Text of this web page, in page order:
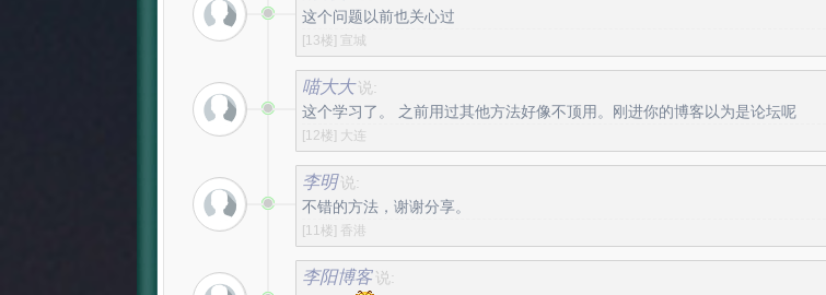
这个问题以前也关心过
[13楼] 宣城
喵大大 说:
这个学习了。 之前用过其他方法好像不顶用。刚进你的博客以为是论坛呢
[12楼] 大连
李明 说:
不错的方法，谢谢分享。
[11楼] 香港
李阳博客 说: